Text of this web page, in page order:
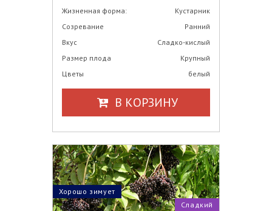
Жизненная форма:
Кустарник
Созревание
Ранний
Вкус
Сладко-кислый
Размер плода
Крупный
Цветы
белый
В КОРЗИНУ
Сладкий
Хорошо зимует